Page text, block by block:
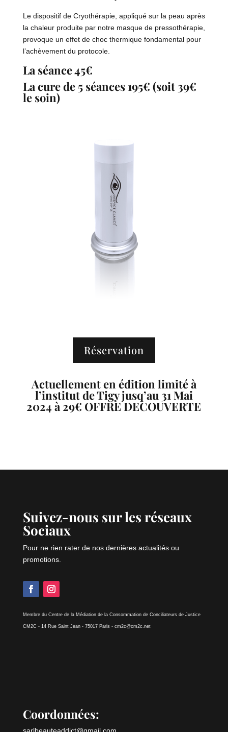
Le dispositif de Cryothérapie, appliqué sur la peau après
la chaleur produite par notre masque de pressothérapie,
provoque un effet de choc thermique fondamental pour
l’achèvement du protocole.
La séance 45€
La cure de 5 séances 195€ (soit 39€
le soin)
Réservation
Actuellement en édition limité à
l’institut de Tigy jusq’au 31 Mai
2024 à 29€ OFFRE DECOUVERTE
Suivez-nous sur les réseaux
Sociaux
Pour ne rien rater de nos dernières actualités ou
promotions.
Membre du Centre de la Médiation de la Consommation de Conciliateurs de Justice
CM2C - 14 Rue Saint Jean - 75017 Paris - cm2c@cm2c.net
Coordonnées: